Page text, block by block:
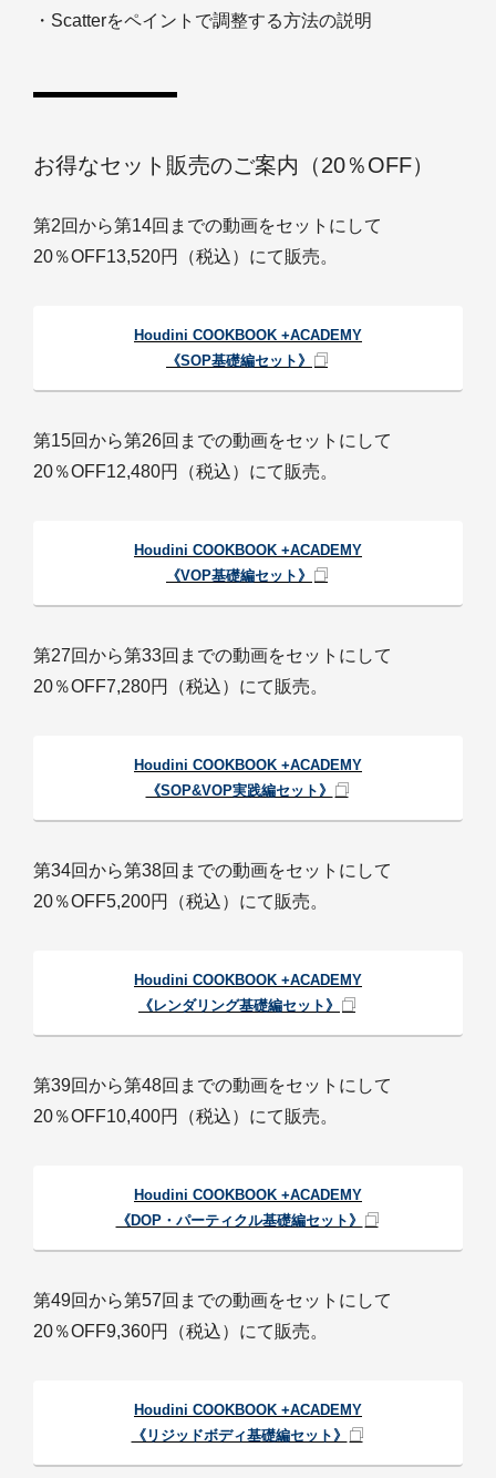
・Scatterをペイントで調整する方法の説明
お得なセット販売のご案内（20％OFF）
第2回から第14回までの動画をセットにして
20％OFF13,520円（税込）にて販売。
Houdini COOKBOOK +ACADEMY
《SOP基礎編セット》
第15回から第26回までの動画をセットにして
20％OFF12,480円（税込）にて販売。
Houdini COOKBOOK +ACADEMY
《VOP基礎編セット》
第27回から第33回までの動画をセットにして
20％OFF7,280円（税込）にて販売。
Houdini COOKBOOK +ACADEMY
《SOP&VOP実践編セット》
第34回から第38回までの動画をセットにして
20％OFF5,200円（税込）にて販売。
Houdini COOKBOOK +ACADEMY
《レンダリング基礎編セット》
第39回から第48回までの動画をセットにして
20％OFF10,400円（税込）にて販売。
Houdini COOKBOOK +ACADEMY
《DOP・パーティクル基礎編セット》
第49回から第57回までの動画をセットにして
20％OFF9,360円（税込）にて販売。
Houdini COOKBOOK +ACADEMY
《リジッドボディ基礎編セット》